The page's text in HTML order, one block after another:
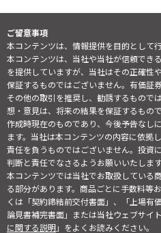
ご留意事項
本コンテンツは、情報提供を目的として行
本コンテンツは、当社や当社が信頼でき
を提供していますが、当社はその正確性
保証するものではございません。有価証
その他の取引を推奨し、勧誘するもので
想・意見は、将来の結果を保証するもの
作成時現在のものであり、今後予告なし
ます。当社は本コンテンツの内容に依拠
責任を負うものではございません。投資
判断と責任でなさるようお願いいたします
本コンテンツでは当社でお取扱している
る部分があります。商品ごとに手数料等
くは「契約締結前交付書面」、「上場有
論見書補完書面」または当社ウェブサイ
に関する説明」をよくお読みください。